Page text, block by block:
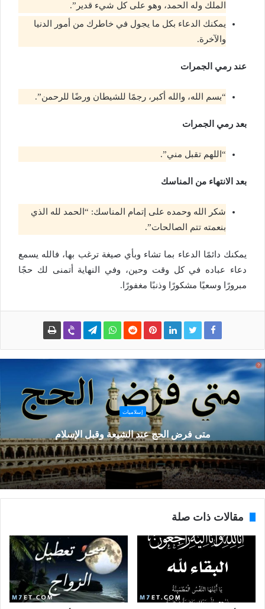
الملك وله الحمد، وهو على كل شيء قدير”.
يمكنك الدعاء بكل ما يجول في خاطرك من أمور الدنيا
والآخرة.
عند رمي الجمرات
“بسم الله، والله أكبر، رجمًا للشيطان ورضًا للرحمن”.
بعد رمي الجمرات
“اللهم تقبل مني”.
بعد الانتهاء من المناسك
شكر الله وحمده على إتمام المناسك: “الحمد لله الذي
بنعمته تتم الصالحات”.
يمكنك دائمًا الدعاء بما تشاء وبأي صيغة ترغب بها، فالله يسمع
دعاء عباده في كل وقت وحين، وفي النهاية أتمنى لك حجًا
مبرورًا وسعيًا مشكورًا وذنبًا مغفورًا.
إسلاميات
متى فرض الحج عند الشيعة وقبل الإسلام
مقالات ذات صلة